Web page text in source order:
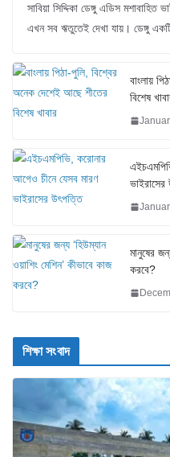
সাবিয়া সিদ্দিকা ডেঙ্গু এডিস
এখন সব ঋতুতেই দেখা যায়। ডেঙ্গু
বাংলায়
বিশেষ
মানুষের
করবে?
শিক্ষা সংবাদ